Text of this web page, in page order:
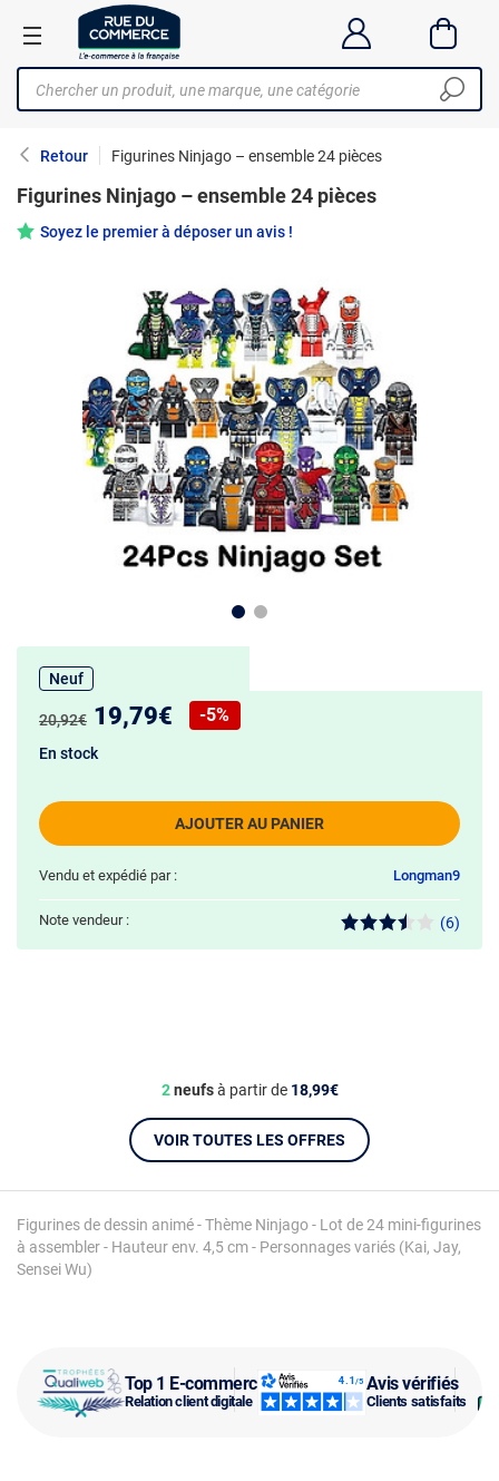
Retour Figurines Ninjago – ensemble 24 pièces
Top 1 E-commerce
Relation client digitale
Avis vérifiés
Clients satisfaits
Figurines Ninjago – ensemble 24 pièces
Soyez le premier à déposer un avis !
Figurines de dessin animé - Thème Ninjago - Lot de 24 mini-figurines
à assembler - Hauteur env. 4,5 cm - Personnages variés (Kai, Jay,
Sensei Wu)
Neuf
Ancien prix :
20,92€ Nouveau prix :
19,79€
Réduction de :
-5%
AJOUTER AU PANIER
En stock
Vendu et expédié par : Longman9
Note vendeur : (6)
2neufsà partir de 18,99€
VOIR TOUTES LES OFFRES